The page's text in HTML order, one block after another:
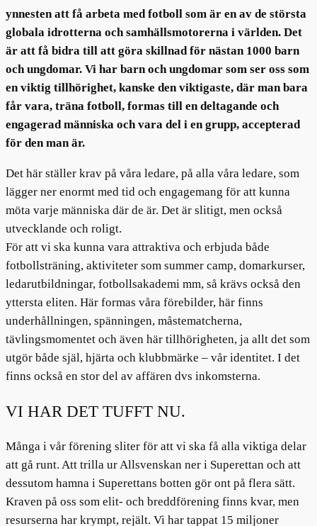
ynnesten att få arbeta med fotboll som är en av de största
globala idrotterna och samhällsmotorerna i världen. Det
är att få bidra till att göra skillnad för nästan 1000 barn
och ungdomar. Vi har barn och ungdomar som ser oss som
en viktig tillhörighet, kanske den viktigaste, där man bara
får vara, träna fotboll, formas till en deltagande och
engagerad människa och vara del i en grupp, accepterad
för den man är.
Det här ställer krav på våra ledare, på alla våra ledare, som
lägger ner enormt med tid och engagemang för att kunna
möta varje människa där de är. Det är slitigt, men också
utvecklande och roligt.
För att vi ska kunna vara attraktiva och erbjuda både
fotbollsträning, aktiviteter som summer camp, domarkurser,
ledarutbildningar, fotbollsakademi mm, så krävs också den
yttersta eliten. Här formas våra förebilder, här finns
underhållningen, spänningen, måstematcherna,
tävlingsmomentet och även här tillhörigheten, ja allt det som
utgör både själ, hjärta och klubbmärke – vår identitet. I det
finns också en stor del av affären dvs inkomsterna.
VI HAR DET TUFFT NU.
Många i vår förening sliter för att vi ska få alla viktiga delar
att gå runt. Att trilla ur Allsvenskan ner i Superettan och att
dessutom hamna i Superettans botten gör ont på flera sätt.
Kraven på oss som elit- och breddförening finns kvar, men
resurserna har krympt, rejält. Vi har tappat 15 miljoner